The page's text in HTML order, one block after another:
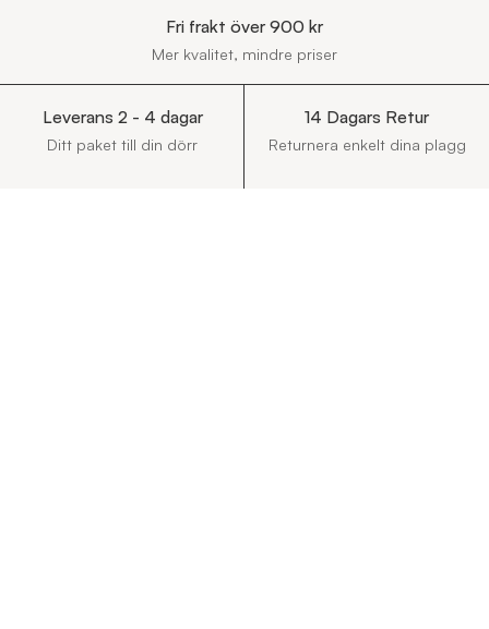
Fri frakt över 900 kr
Mer kvalitet, mindre priser
Leverans 2 - 4 dagar
Ditt paket till din dörr
14 Dagars Retur
Returnera enkelt dina plagg